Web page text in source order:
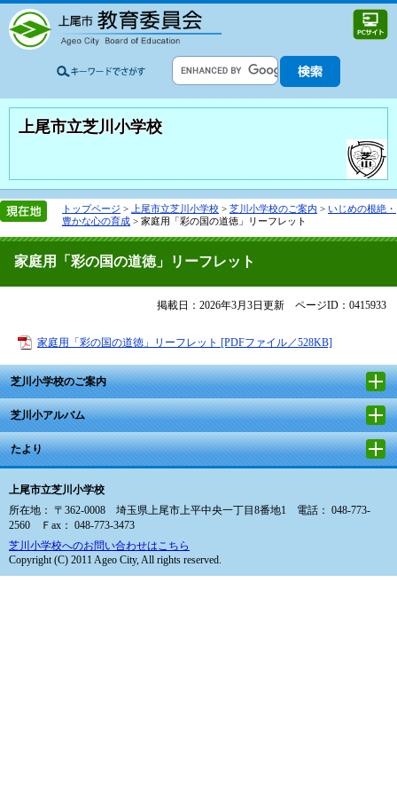
上尾市立芝川小学校
トップページ > 上尾市立芝川小学校 > 芝川小学校のご案内 > いじめの根絶・
豊かな心の育成 > 家庭用「彩の国の道徳」リーフレット
家庭用「彩の国の道徳」リーフレット
掲載日：2026年3月3日更新 ページID：0415933
家庭用「彩の国の道徳」リーフレット [PDFファイル／528KB]
芝川小学校のご案内
芝川小アルバム
たより
上尾市立芝川小学校
所在地： 〒362-0008 埼玉県上尾市上平中央一丁目8番地1 電話： 048-773-
2560 Ｆax： 048-773-3473
芝川小学校へのお問い合わせはこちら
Copyright (C) 2011 Ageo City, All rights reserved.